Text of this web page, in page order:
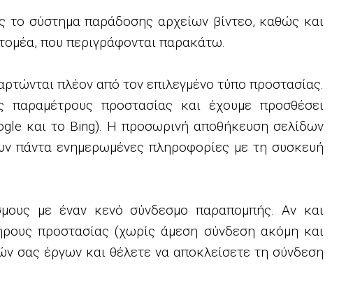
σύστημα παράδοσης αρχείων βίντεο, καθώς και
που περιγράφονται παρακάτω.
πλέον από τον επιλεγμένο τύπο προστασίας.
προστασίας και έχουμε προσθέσει
και το Bing). Η προσωρινή αποθήκευση σελίδων
πάντα ενημερωμένες πληροφορίες με τη συσκευή
με έναν κενό σύνδεσμο παραπομπής. Αν και
προστασίας (χωρίς άμεση σύνδεση ακόμη και
σας έργων και θέλετε να αποκλείσετε τη σύνδεση